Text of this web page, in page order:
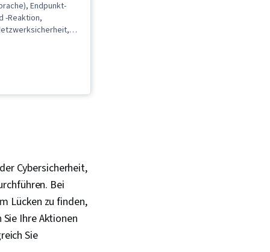
Endpunkt-
-Reaktion,
Reaktion auf
Web-
Management von
Technische
Datensicherheit,
Arbeitsabläufe,
Cybersicherheit,
Bei
Lücken zu finden,
Ihre Aktionen
Sie